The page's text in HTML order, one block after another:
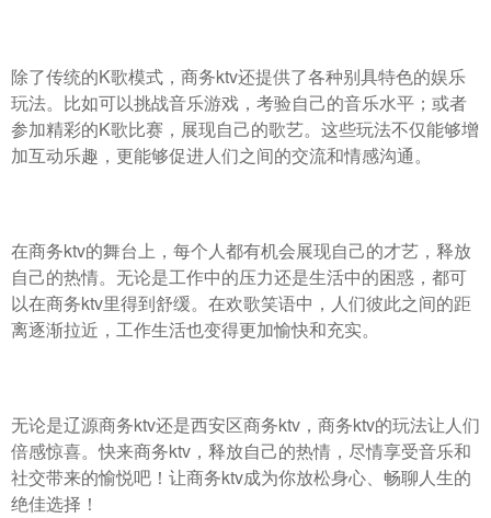
除了传统的K歌模式，商务ktv还提供了各种别具特色的娱乐
玩法。比如可以挑战音乐游戏，考验自己的音乐水平；或者
参加精彩的K歌比赛，展现自己的歌艺。这些玩法不仅能够增
加互动乐趣，更能够促进人们之间的交流和情感沟通。
在商务ktv的舞台上，每个人都有机会展现自己的才艺，释放
自己的热情。无论是工作中的压力还是生活中的困惑，都可
以在商务ktv里得到舒缓。在欢歌笑语中，人们彼此之间的距
离逐渐拉近，工作生活也变得更加愉快和充实。
无论是辽源商务ktv还是西安区商务ktv，商务ktv的玩法让人们
倍感惊喜。快来商务ktv，释放自己的热情，尽情享受音乐和
社交带来的愉悦吧！让商务ktv成为你放松身心、畅聊人生的
绝佳选择！